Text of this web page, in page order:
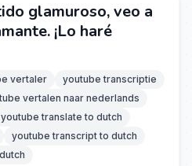
glamuroso, veo a
¡Lo haré
vertaler
youtube transcriptie
vertalen naar nederlands
youtube translate to dutch
youtube transcript to dutch